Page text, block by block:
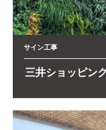
サイン工事
三井ショッピン